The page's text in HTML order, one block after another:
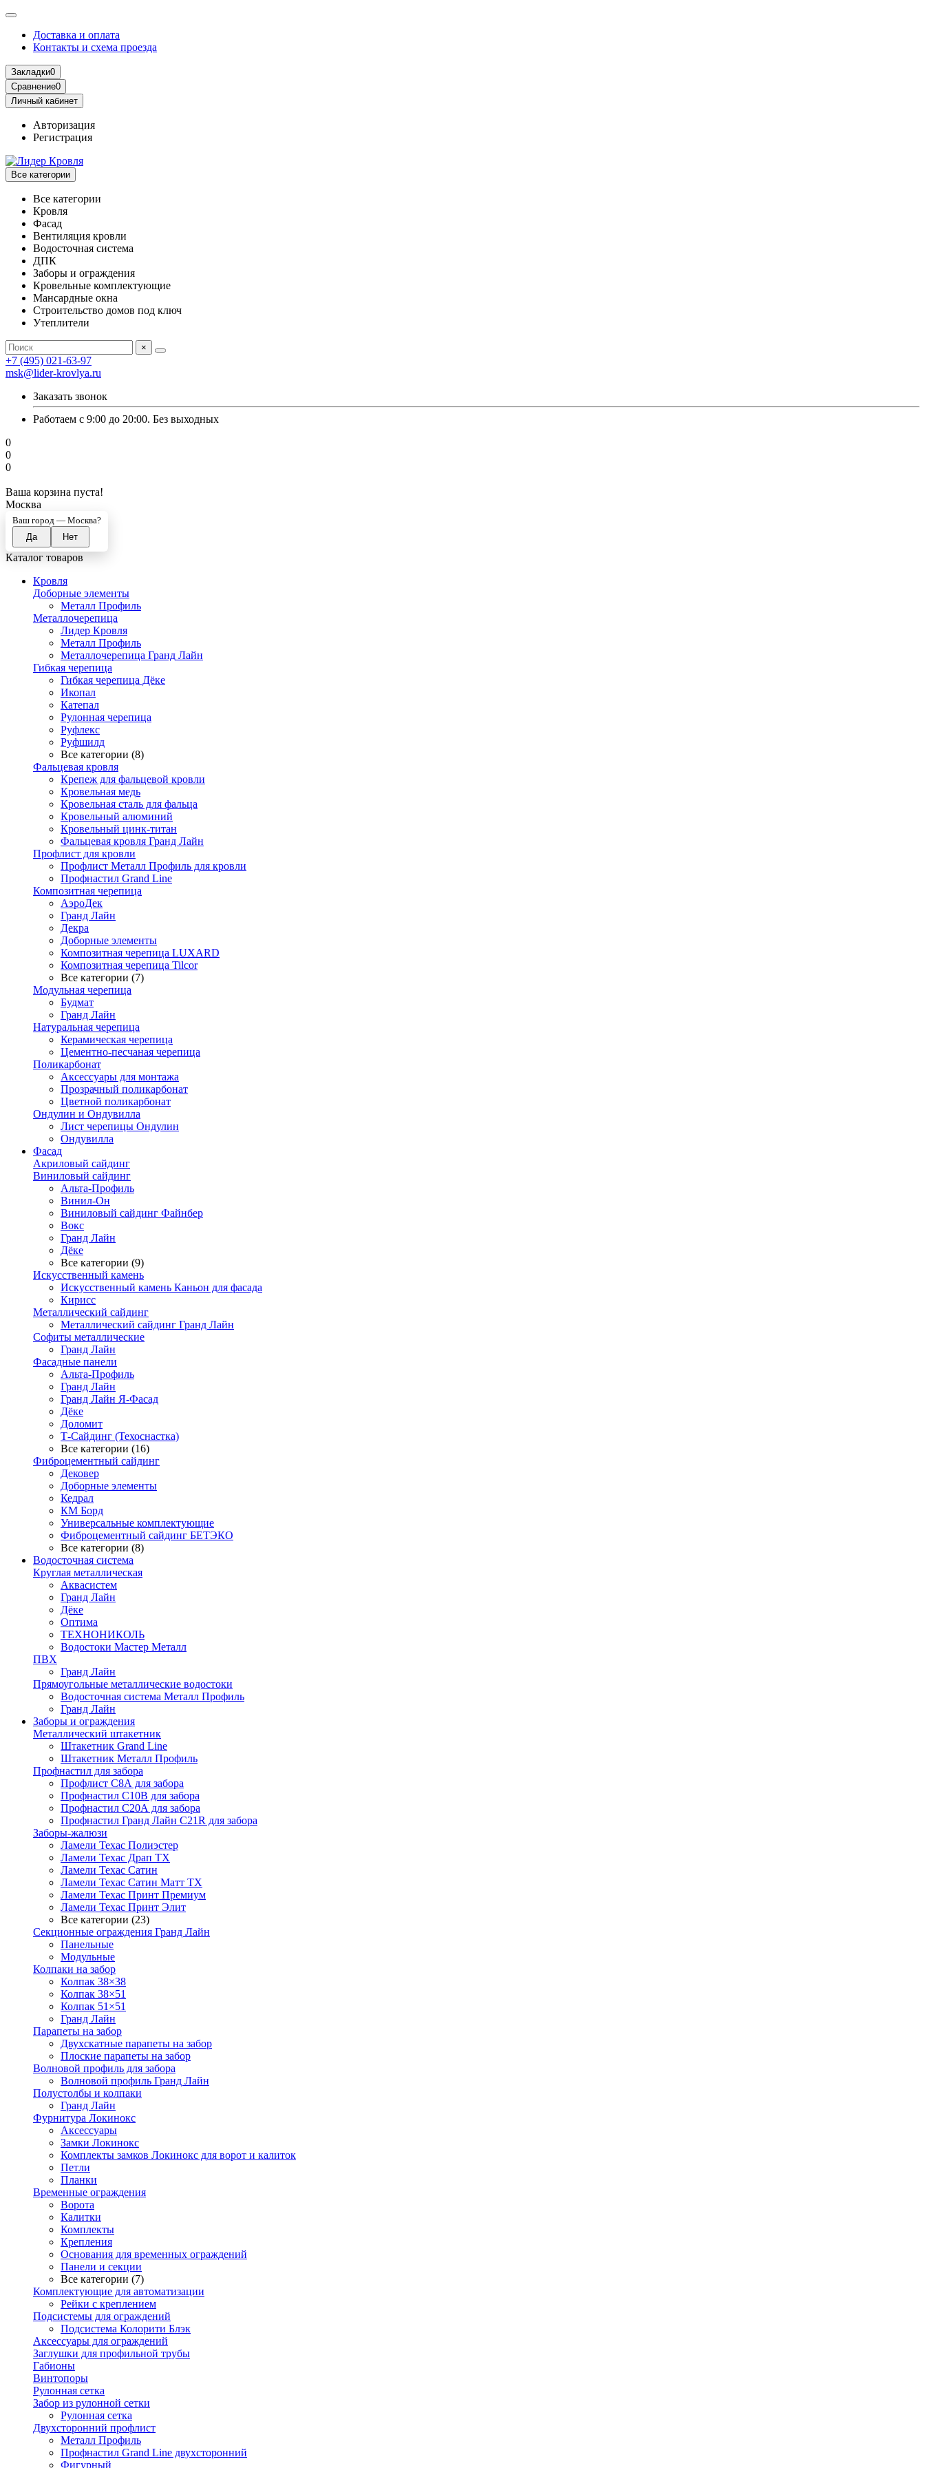
Доставка и оплата
Контакты и схема проезда
Закладки0
Сравнение0
Личный кабинет
Авторизация
Регистрация
Все категории
Все категории
Кровля
Фасад
Вентиляция кровли
Водосточная система
ДПК
Заборы и ограждения
Кровельные комплектующие
Мансардные окна
Строительство домов под ключ
Утеплители
×
+7 (495) 021-63-97
msk@lider-krovlya.ru
Заказать звонок
Работаем с 9:00 до 20:00. Без выходных
0
0
0
Ваша корзина пуста!
Москва
Ваш город — Москва?
Каталог товаров
Кровля
Доборные элементы
Металл Профиль
Металлочерепица
Лидер Кровля
Металл Профиль
Металлочерепица Гранд Лайн
Гибкая черепица
Гибкая черепица Дёке
Икопал
Катепал
Рулонная черепица
Руфлекс
Руфшилд
Все категории (8)
Фальцевая кровля
Крепеж для фальцевой кровли
Кровельная медь
Кровельная сталь для фальца
Кровельный алюминий
Кровельный цинк-титан
Фальцевая кровля Гранд Лайн
Профлист для кровли
Профлист Металл Профиль для кровли
Профнастил Grand Line
Композитная черепица
АэроДек
Гранд Лайн
Декра
Доборные элементы
Композитная черепица LUXARD
Композитная черепица Tilcor
Все категории (7)
Модульная черепица
Будмат
Гранд Лайн
Натуральная черепица
Керамическая черепица
Цементно-песчаная черепица
Поликарбонат
Аксессуары для монтажа
Прозрачный поликарбонат
Цветной поликарбонат
Ондулин и Ондувилла
Лист черепицы Ондулин
Ондувилла
Фасад
Акриловый сайдинг
Виниловый сайдинг
Альта-Профиль
Винил-Он
Виниловый сайдинг Файнбер
Вокс
Гранд Лайн
Дёке
Все категории (9)
Искусственный камень
Искусственный камень Каньон для фасада
Кирисс
Металлический сайдинг
Металлический сайдинг Гранд Лайн
Софиты металлические
Гранд Лайн
Фасадные панели
Альта-Профиль
Гранд Лайн
Гранд Лайн Я-Фасад
Дёке
Доломит
Т-Сайдинг (Техоснастка)
Все категории (16)
Фиброцементный сайдинг
Дековер
Доборные элементы
Кедрал
КМ Борд
Универсальные комплектующие
Фиброцементный сайдинг БЕТЭКО
Все категории (8)
Водосточная система
Круглая металлическая
Аквасистем
Гранд Лайн
Дёке
Оптима
ТЕХНОНИКОЛЬ
Водостоки Мастер Металл
ПВХ
Гранд Лайн
Прямоугольные металлические водостоки
Водосточная система Металл Профиль
Гранд Лайн
Заборы и ограждения
Металлический штакетник
Штакетник Grand Line
Штакетник Металл Профиль
Профнастил для забора
Профлист С8А для забора
Профнастил С10В для забора
Профнастил С20А для забора
Профнастил Гранд Лайн С21R для забора
Заборы-жалюзи
Ламели Техас Полиэстер
Ламели Техас Драп ТХ
Ламели Техас Сатин
Ламели Техас Сатин Матт ТХ
Ламели Техас Принт Премиум
Ламели Техас Принт Элит
Все категории (23)
Секционные ограждения Гранд Лайн
Панельные
Модульные
Колпаки на забор
Колпак 38×38
Колпак 38×51
Колпак 51×51
Гранд Лайн
Парапеты на забор
Двухскатные парапеты на забор
Плоские парапеты на забор
Волновой профиль для забора
Волновой профиль Гранд Лайн
Полустолбы и колпаки
Гранд Лайн
Фурнитура Локинокс
Аксессуары
Замки Локинокс
Комплекты замков Локинокс для ворот и калиток
Петли
Планки
Временные ограждения
Ворота
Калитки
Комплекты
Крепления
Основания для временных ограждений
Панели и секции
Все категории (7)
Комплектующие для автоматизации
Рейки с креплением
Подсистемы для ограждений
Подсистема Колорити Блэк
Аксессуары для ограждений
Заглушки для профильной трубы
Габионы
Винтопоры
Рулонная сетка
Забор из рулонной сетки
Рулонная сетка
Двухсторонний профлист
Металл Профиль
Профнастил Grand Line двухсторонний
Фигурный